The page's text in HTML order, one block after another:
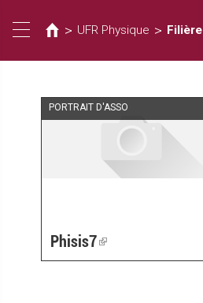
Toggle
navigation
está
aquí
> UFR Physique > Filière
PORTRAIT D'ASSO
Phisis7(link
is